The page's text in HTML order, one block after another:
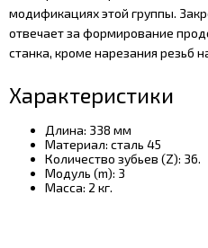
модификациях этой группы.
отвечает за формирование
станка, кроме нарезания резьб
Характеристики
Длина: 338 мм
Материал: сталь 45
Количество зубьев (Z): 36.
Модуль (m): 3
Масса: 2 кг.